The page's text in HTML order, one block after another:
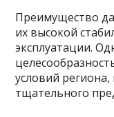
Преимущество
их высокой
эксплуатации.
условий
тщательного